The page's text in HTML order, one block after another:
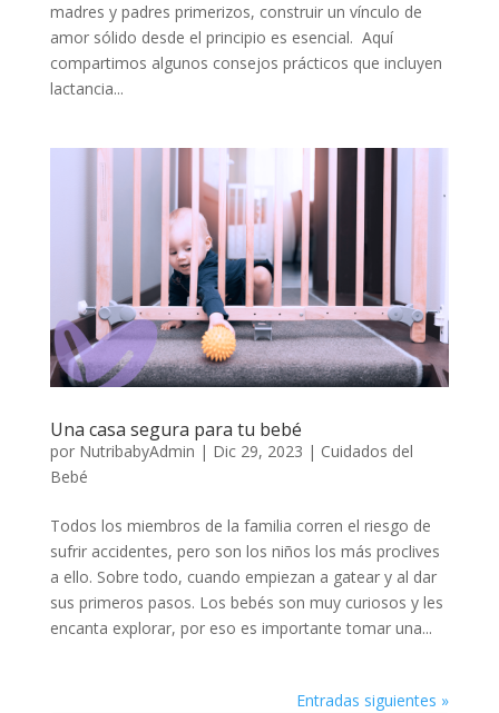
madres y padres primerizos, construir un vínculo de
amor sólido desde el principio es esencial. Aquí
compartimos algunos consejos prácticos que incluyen
lactancia...
Una casa segura para tu bebé
por NutribabyAdmin | Dic 29, 2023 | Cuidados del
Bebé
Todos los miembros de la familia corren el riesgo de
sufrir accidentes, pero son los niños los más proclives
a ello. Sobre todo, cuando empiezan a gatear y al dar
sus primeros pasos. Los bebés son muy curiosos y les
encanta explorar, por eso es importante tomar una...
Entradas siguientes »